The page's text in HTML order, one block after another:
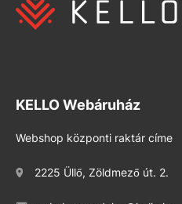
KELLO Webáruház
Webshop központi raktár címe
2225 Üllő, Zöldmező út. 2.